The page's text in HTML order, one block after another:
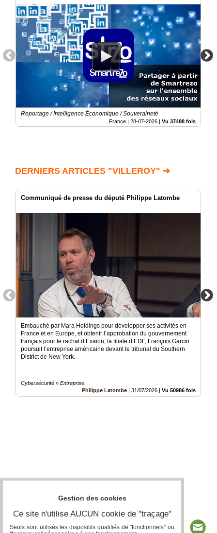
Reportage / Intelligence Économique / Souveraineté
France | 28-07-2026 | Vu 37488 fois
DERNIERS ARTICLES "VILLEROY" ➔
Communiqué de presse du député Philippe Latombe
Embauché par Mara Holdings pour développer ses activités en
France et en Europe, et obtenir l’approbation du gouvernement
français pour le rachat d’Exaion, la filiale d’EDF, François Garcin
poursuit l’entreprise américaine devant le tribunal du Southern
District de New York.
Cybersécurité » Entreprise
Philippe Latombe
31/07/2026 Vu 50986 fois
Gestion des cookies
Ce site n'utilise AUCUN cookie de "traçage"
Seuls sont utilisés les dispositifs qualifiés de "fonctionnels" ou